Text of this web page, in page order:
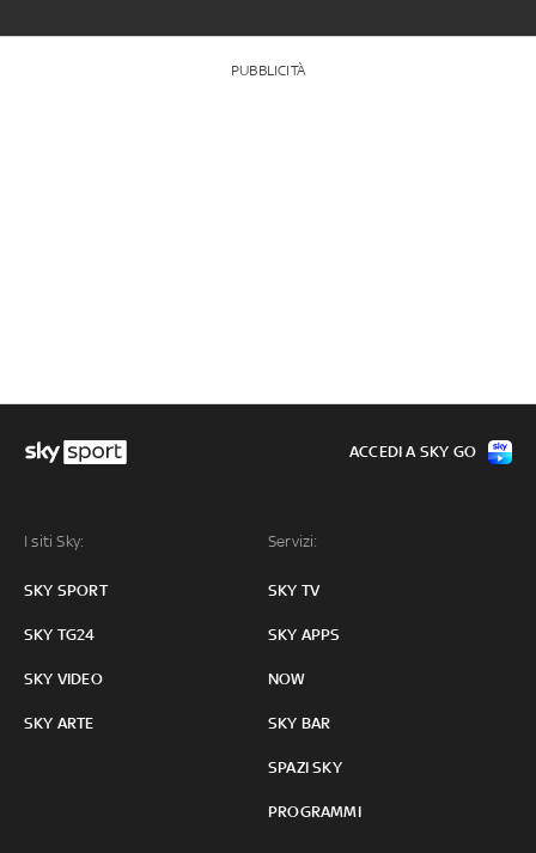
PUBBLICITÀ
I siti Sky:
SKY SPORT
SKY TG24
SKY VIDEO
SKY ARTE
Servizi:
SKY TV
SKY APPS
NOW
SKY BAR
SPAZI SKY
PROGRAMMI
ACCEDI A SKY GO